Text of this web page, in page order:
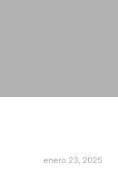
enero 23, 2025